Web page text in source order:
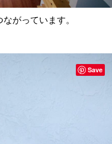
がっています。
Save